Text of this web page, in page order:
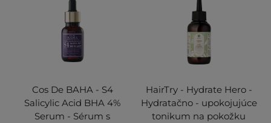
Cos De BAHA - S4
Salicylic Acid BHA 4%
Serum - Sérum s
HairTry - Hydrate Hero -
Hydratačno - upokojujúce
tonikum na pokožku